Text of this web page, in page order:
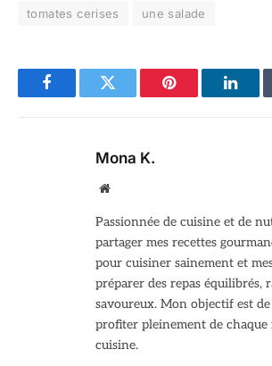
tomates cerises
une salade
FacebookTwitter Pinterest
Mona K.
Site
Passionnée de cuisine et de
partager mes recettes
pour cuisiner sainement et
préparer des repas équilibrés,
savoureux. Mon objectif est
profiter pleinement de chaque
cuisine.